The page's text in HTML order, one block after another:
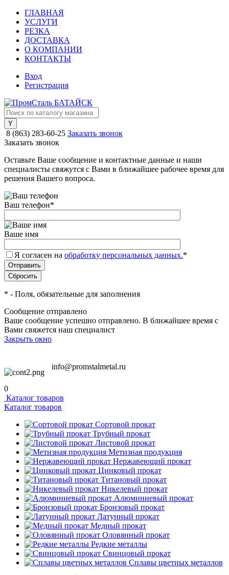
ГЛАВНАЯ
УСЛУГИ
РЕЗКА
ДОСТАВКА
О КОМПАНИИ
КОНТАКТЫ
Вход
Регистрация
8 (863) 283-60-25 Заказать звонок
Заказать звонок
Оставьте Ваше сообщение и контактные данные и наши
специалисты свяжутся с Вами в ближайшее рабочее время для
решения Вашего вопроса.
Ваш телефон*
Ваше имя
Я согласен на обработку персональных данных.*
* - Поля, обязательные для заполнения
Сообщение отправлено
Ваше сообщение успешно отправлено. В ближайшее время с
Вами свяжется наш специалист
Закрыть окно
info@promstalmetal.ru
0
Каталог товаров
Каталог товаров
Сортовой прокат
Трубный прокат
Листовой прокат
Метизная продукция
Нержавеющий прокат
Цинковый прокат
Титановый прокат
Никелевый прокат
Алюминиевый прокат
Бронзовый прокат
Латунный прокат
Медный прокат
Оловянный прокат
Редкие металлы
Свинцовый прокат
Сплавы цветных металлов